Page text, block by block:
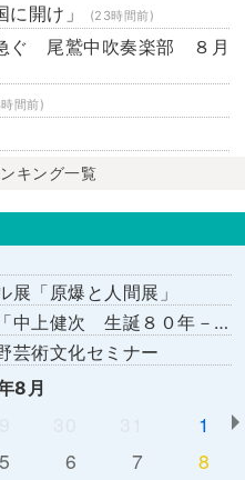
に開け」 (23時間前)
ぐ 尾鷲中吹奏楽部 ８月
間前)
キング一覧
展「原爆と人間展」
誕８０年－時代へのまなざし－」
芸術文化セミナー
8月
1
5 6 7
8